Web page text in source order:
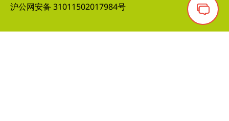
沪公网安备 31011502017984号